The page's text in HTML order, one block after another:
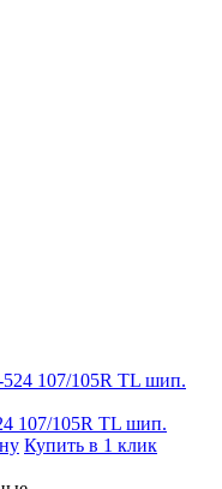
107/105R TL шип.
Купить в 1 клик